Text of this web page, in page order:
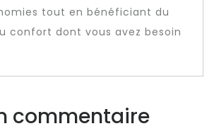
tout en bénéficiant du
confort dont vous avez besoin
commentaire